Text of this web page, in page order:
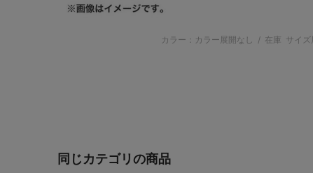
カラー：カラー展開なし / 在庫 サイ
同じカテゴリの商品